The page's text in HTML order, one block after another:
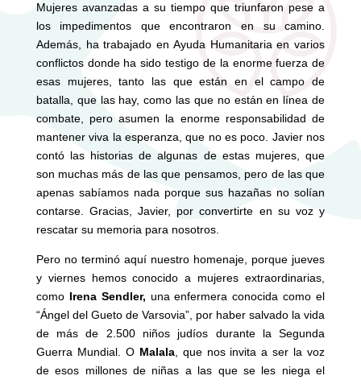
Mujeres avanzadas a su tiempo que triunfaron pese a
los impedimentos que encontraron en su camino.
Además, ha trabajado en Ayuda Humanitaria en varios
conflictos donde ha sido testigo de la enorme fuerza de
esas mujeres, tanto las que están en el campo de
batalla, que las hay, como las que no están en línea de
combate, pero asumen la enorme responsabilidad de
mantener viva la esperanza, que no es poco. Javier nos
contó las historias de algunas de estas mujeres, que
son muchas más de las que pensamos, pero de las que
apenas sabíamos nada porque sus hazañas no solían
contarse. Gracias, Javier, por convertirte en su voz y
rescatar su memoria para nosotros.
Pero no terminó aquí nuestro homenaje, porque jueves
y viernes hemos conocido a mujeres extraordinarias,
como Irena Sendler, una enfermera conocida como el
“Ángel del Gueto de Varsovia”, por haber salvado la vida
de más de 2.500 niños judíos durante la Segunda
Guerra Mundial. O Malala, que nos invita a ser la voz
de esos millones de niñas a las que se les niega el